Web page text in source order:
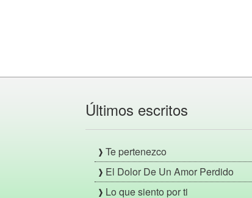
Últimos escritos
Te pertenezco
El Dolor De Un Amor Perdido
Lo que siento por ti